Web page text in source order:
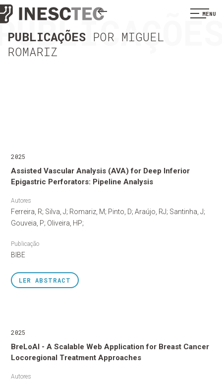
MENU
PUBLICAÇÕES POR MIGUEL
ROMARIZ
2025
Assisted Vascular Analysis (AVA) for Deep Inferior
Epigastric Perforators: Pipeline Analysis
Autores
Ferreira, R; Silva, J; Romariz, M; Pinto, D; Araújo, RJ; Santinha, J;
Gouveia, P; Oliveira, HP;
Publicação
BIBE
LER ABSTRACT
2025
BreLoAI - A Scalable Web Application for Breast Cancer
Locoregional Treatment Approaches
Autores